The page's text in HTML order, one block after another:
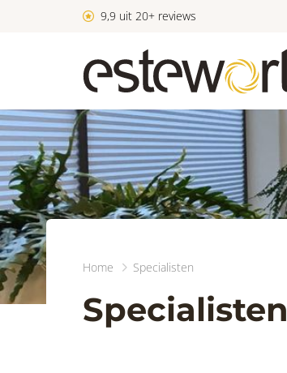
Home Specialisten
Specialisten
9,9 uit 20+ reviews